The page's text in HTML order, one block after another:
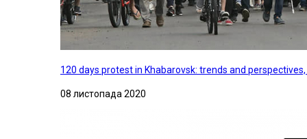
120 days protest in Khabarovsk: trends and
08 листопада 2020